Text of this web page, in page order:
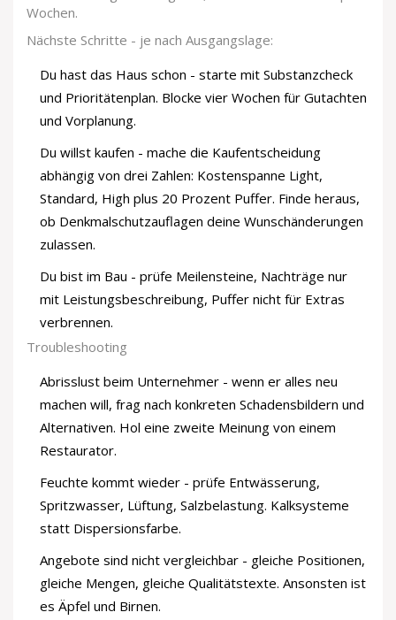
Wochen.
Nächste Schritte - je nach Ausgangslage:
Du hast das Haus schon - starte mit Substanzcheck
und Prioritätenplan. Blocke vier Wochen für Gutachten
und Vorplanung.
Du willst kaufen - mache die Kaufentscheidung
abhängig von drei Zahlen: Kostenspanne Light,
Standard, High plus 20 Prozent Puffer. Finde heraus,
ob Denkmalschutzauflagen deine Wunschänderungen
zulassen.
Du bist im Bau - prüfe Meilensteine, Nachträge nur
mit Leistungsbeschreibung, Puffer nicht für Extras
verbrennen.
Troubleshooting
Abrisslust beim Unternehmer - wenn er alles neu
machen will, frag nach konkreten Schadensbildern und
Alternativen. Hol eine zweite Meinung von einem
Restaurator.
Feuchte kommt wieder - prüfe Entwässerung,
Spritzwasser, Lüftung, Salzbelastung. Kalksysteme
statt Dispersionsfarbe.
Angebote sind nicht vergleichbar - gleiche Positionen,
gleiche Mengen, gleiche Qualitätstexte. Ansonsten ist
es Äpfel und Birnen.